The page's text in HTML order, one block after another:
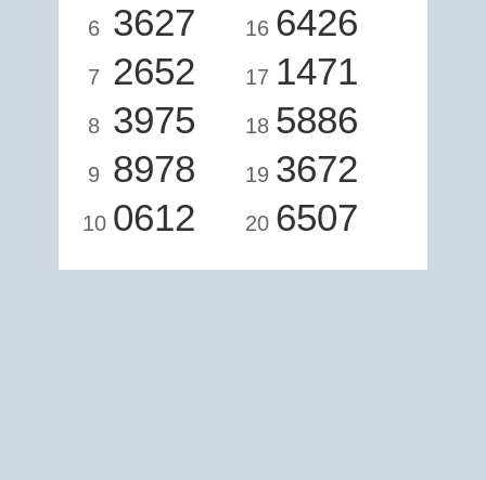
6 3627
7 2652
8 3975
9 8978
10 0612
16 6426
17 1471
18 5886
19 3672
20 6507